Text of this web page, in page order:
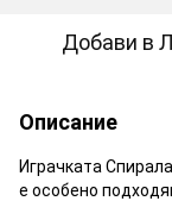
Добави в
Описание
Играчката
е особено